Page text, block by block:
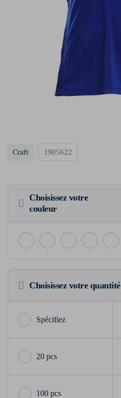
Craft 1905622
Choisissez votre
couleur
Choisissez votre quantité
20 pcs
100 pcs